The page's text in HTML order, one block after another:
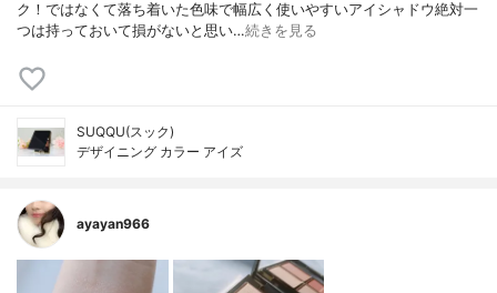
ク！ではなくて落ち着いた色味で幅広く使いやすいアイシャドウ絶対一
つは持っておいて損がないと思い…続きを見る
SUQQU(スック)
デザイニング カラー アイズ
ayayan966